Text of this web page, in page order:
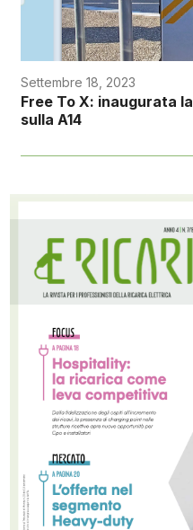
Settembre 18, 2023
Free To X: inaugurata
sulla A14